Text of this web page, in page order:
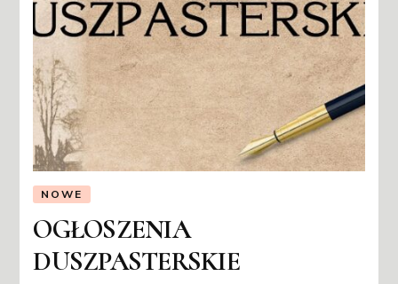
NOWE
OGŁOSZENIA
DUSZPASTERSKIE